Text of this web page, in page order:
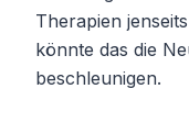
Therapien
könnte das die
beschleunigen.